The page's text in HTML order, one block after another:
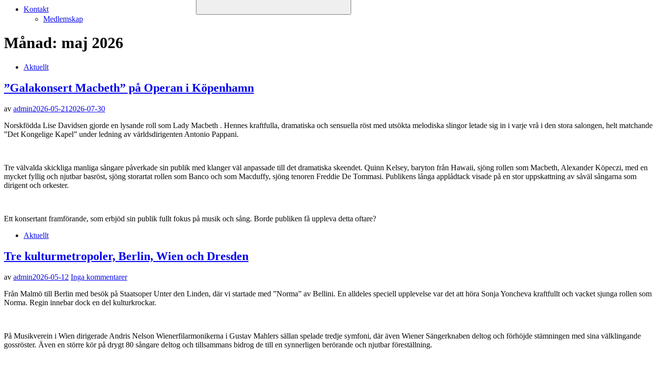
Kontakt
Medlemskap
Månad: maj 2026
Aktuellt
”Galakonsert Macbeth” på Operan i Köpenhamn
av admin2026-05-21 2026-07-30
Norskfödda Lise Davidsen gjorde en lysande roll som Lady Macbeth . Hennes kraftfulla, dramatiska och sensuella röst med utsökta melodiska slingor letade sig in i varje vrå i den stora salongen, helt matchande
”Det Kongelige Kapel” under ledning av världsdirigenten Antonio Pappani.
Tre välvalda skickliga manliga sångare påverkade sin publik med klanger väl anpassade till det dramatiska skeendet. Quinn Kelsey, baryton från Hawaii, sjöng rollen som Macbeth, Alexander Köpeczi, med en
mycket fyllig och njutbar basröst, sjöng storartat rollen som Banco och som Macduffy, sjöng tenoren Freddie De Tommasi. Publikens långa applådtack visade på en stor uppskattning av såväl sångarna som
dirigent och orkester.
Ett konsertant framförande, som erbjöd sin publik fullt fokus på musik och sång. Borde publiken få uppleva detta oftare?
Aktuellt
Tre kulturmetropoler, Berlin, Wien och Dresden
av admin2026-05-12 Inga kommentarer
Från Malmö till Berlin med besök på Staatsoper Unter den Linden, där vi startade med ”Norma” av Bellini. En alldeles speciell upplevelse var det att höra Sonja Yoncheva kraftfullt och vacket sjunga rollen som
Norma. Regin innebar dock en del kulturkrockar.
På Musikverein i Wien dirigerade Andris Nelson Wienerfilarmonikerna i Gustav Mahlers sällan spelade tredje symfoni, där även Wiener Sängerknaben deltog och förhöjde stämningen med sina välklingande
gossröster. Även en större kör på drygt 80 sångare deltog och tillsammans bidrog de till en synnerligen berörande och njutbar föreställning.